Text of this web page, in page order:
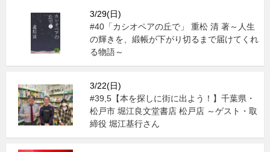
3/29(日)
#40「カシオペアの丘で」 重松 清 著～人生
の輝きを、緞帳が下がり切るまで届けてくれ
る物語～
3/22(日)
#39,5【本を探しに街に出よう！】千葉県・
松戸市 堀江良文堂書店 松戸店 ～ゲスト・取
締役 堀江基行さん